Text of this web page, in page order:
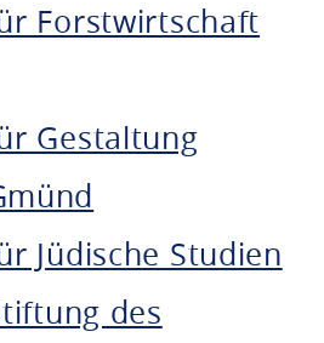
Forstwirtschaft
Gestaltung
Jüdische Studien
des